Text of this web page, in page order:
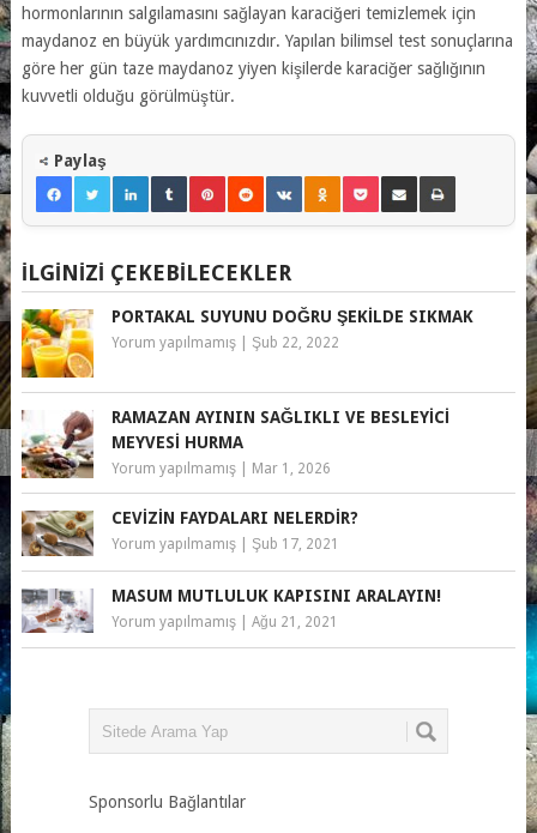
hormonlarının salgılamasını sağlayan karaciğeri temizlemek için
maydanoz en büyük yardımcınızdır. Yapılan bilimsel test sonuçlarına
göre her gün taze maydanoz yiyen kişilerde karaciğer sağlığının
kuvvetli olduğu görülmüştür.
Paylaş
İLGINIZI ÇEKEBILECEKLER
PORTAKAL SUYUNU DOĞRU ŞEKILDE SIKMAK
Yorum yapılmamış| Şub 22, 2022
RAMAZAN AYININ SAĞLIKLI VE BESLEYICI
MEYVESI HURMA
Yorum yapılmamış| Mar 1, 2026
CEVIZIN FAYDALARI NELERDIR?
Yorum yapılmamış| Şub 17, 2021
MASUM MUTLULUK KAPISINI ARALAYIN!
Yorum yapılmamış| Ağu 21, 2021
Sponsorlu Bağlantılar